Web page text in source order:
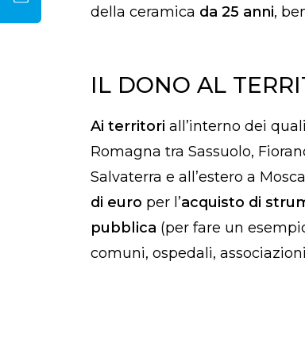
della ceramica da 25 anni,
IL DONO AL
Ai territori all’interno dei
Romagna tra Sassuolo,
Salvaterra e all’estero a
di euro per l’acquisto di
pubblica (per fare un
comuni, ospedali,